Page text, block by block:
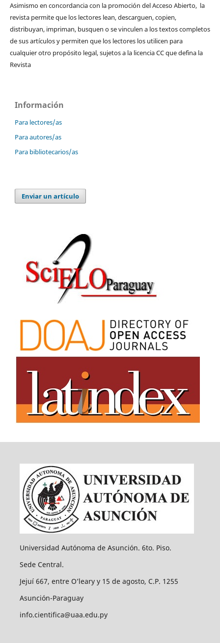
Asimismo en concordancia con la promoción del Acceso Abierto, la
revista permite que los lectores lean, descarguen, copien,
distribuyan, impriman, busquen o se vinculen a los textos completos
de sus artículos y permiten que los lectores los utilicen para
cualquier otro propósito legal, sujetos a la licencia CC que defina la
Revista
Información
Para lectores/as
Para autores/as
Para bibliotecarios/as
Enviar un artículo
Universidad Autónoma de Asunción. 6to. Piso.
Sede Central.
Jejuí 667, entre O’leary y 15 de agosto, C.P. 1255
Asunción-Paraguay
info.cientifica@uaa.edu.py